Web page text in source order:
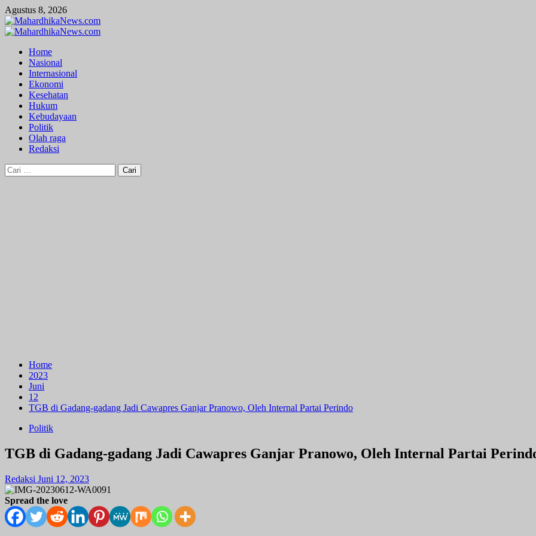
Skip
to
content
Agustus 8, 2026
Primary
Home
Nasional
Internasional
Ekonomi
Kesehatan
Hukum
Kebudayaan
Politik
Olah raga
Redaksi
Cari
untuk:
Home
2023
Juni
12
TGB di Gadang-gadang Jadi Cawapres Ganjar Pranowo, Oleh Internal Partai Perindo
Politik
TGB di Gadang-gadang Jadi Cawapres Ganjar Pranowo, Oleh Internal Partai
Redaksi Juni 12, 2023
Spread the love